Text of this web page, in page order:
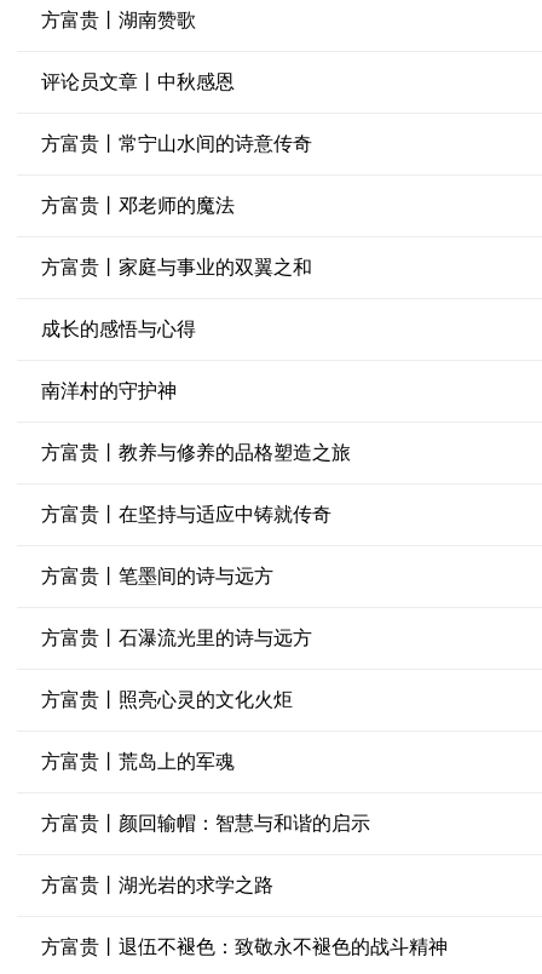
方富贵丨湖南赞歌
评论员文章丨中秋感恩
方富贵丨常宁山水间的诗意传奇
方富贵丨邓老师的魔法
方富贵丨家庭与事业的双翼之和
成长的感悟与心得
南洋村的守护神
方富贵丨教养与修养的品格塑造之旅
方富贵丨在坚持与适应中铸就传奇
方富贵丨笔墨间的诗与远方
方富贵丨石瀑流光里的诗与远方
方富贵丨照亮心灵的文化火炬
方富贵丨荒岛上的军魂
方富贵丨颜回输帽：智慧与和谐的启示
方富贵丨湖光岩的求学之路
方富贵丨退伍不褪色：致敬永不褪色的战斗精神